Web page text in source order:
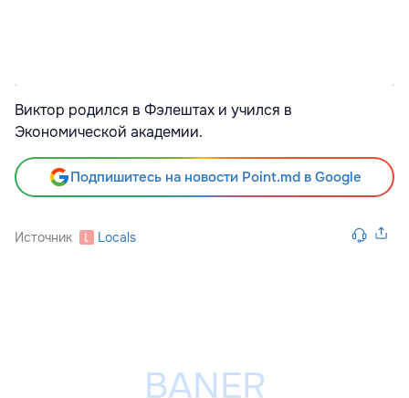
Виктор родился в Фэлештах и учился в
Экономической академии.
Подпишитесь на новости Point.md в Google
Источник Locals